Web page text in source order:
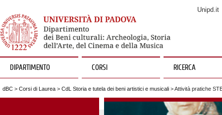
Unipd.it
DIPARTIMENTO CORSI RICERCA
dBC > Corsi di Laurea > CdL Storia e tutela dei beni artistici e musicali > Attività pratiche